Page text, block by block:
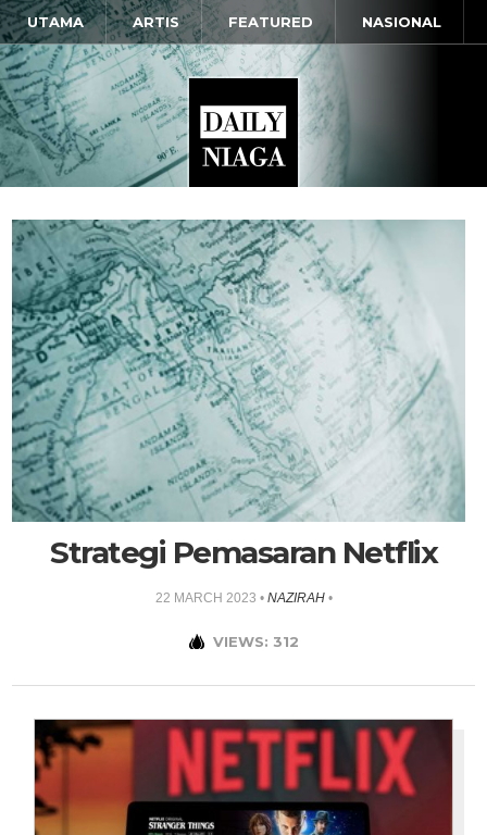
UTAMA ARTIS FEATURED NASIONAL
Strategi Pemasaran Netflix
22 MARCH 2023 • NAZIRAH•
VIEWS: 312